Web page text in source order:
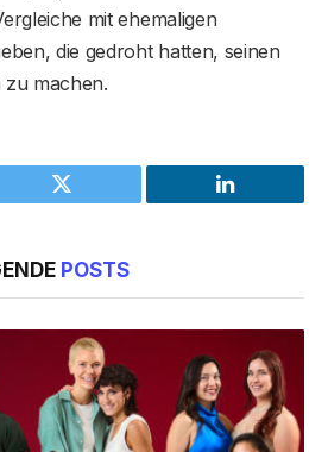
mit ehemaligen
die gedroht hatten, seinen
machen.
Twitter LinkedIn
POSTS